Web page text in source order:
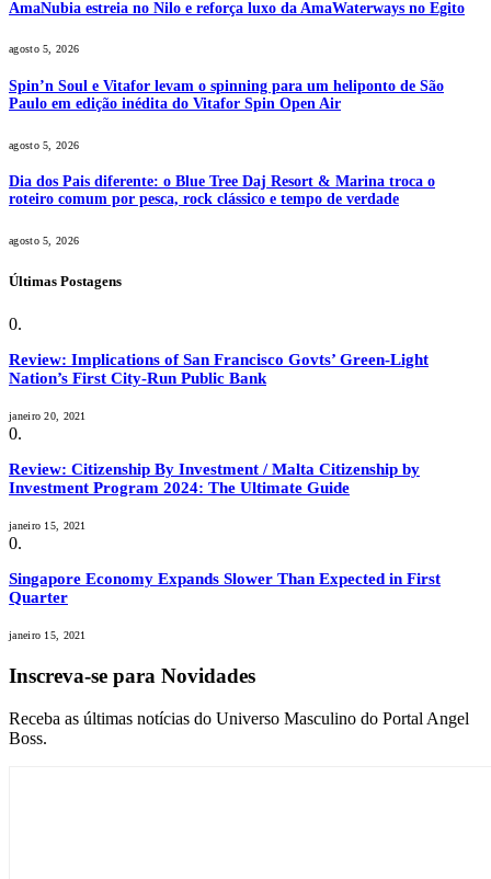
AmaNubia estreia no Nilo e reforça luxo da AmaWaterways no Egito
agosto 5, 2026
Spin’n Soul e Vitafor levam o spinning para um heliponto de São
Paulo em edição inédita do Vitafor Spin Open Air
agosto 5, 2026
Dia dos Pais diferente: o Blue Tree Daj Resort & Marina troca o
roteiro comum por pesca, rock clássico e tempo de verdade
agosto 5, 2026
Últimas Postagens
Review: Implications of San Francisco Govts’ Green-Light
Nation’s First City-Run Public Bank
janeiro 20, 2021
Review: Citizenship By Investment / Malta Citizenship by
Investment Program 2024: The Ultimate Guide
janeiro 15, 2021
Singapore Economy Expands Slower Than Expected in First
Quarter
janeiro 15, 2021
Inscreva-se para Novidades
Receba as últimas notícias do Universo Masculino do Portal Angel
Boss.